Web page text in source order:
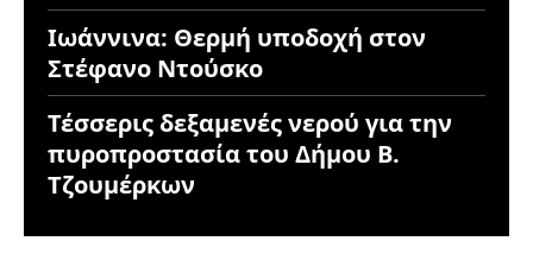
Ιωάννινα: Θερμή υποδοχή στον
Στέφανο Ντούσκο
Τέσσερις δεξαμενές νερού για την
πυροπροστασία του Δήμου Β.
Τζουμέρκων